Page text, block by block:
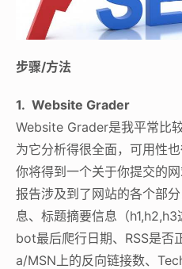
步骤/方法
1. Website Grader
Website Grader是我平常比
为它分析得很全面，可用性
你将得到一个关于你提交的
报告涉及到了网站的各个部
息、标题摘要信息（h1,h2,h3
bot最后爬行日期、RSS是否
a/MSN上的反向链接数、